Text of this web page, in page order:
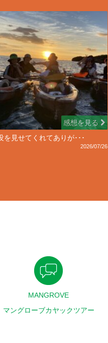
感想を見る
を見せてくれてありが･･･
2026/07/26
MANGROVE
マングローブカヤックツアー